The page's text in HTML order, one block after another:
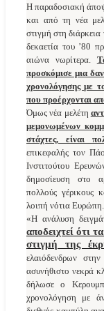
Η παραδοσιακή
και από τη νέα
στιγμή στη
δεκαετία του ’80
αιώνα νωρίτερα.
προσκόμισε μια
χρονολόγησης με
που προέρχονται
Όμως νέα μελέτη
μεμονωμένων
στάχτες, είναι
επικεφαλής τον
Ινστιτούτου
δημοσίευση στο
πολλούς γέρικους
λοιπή νότια Ευρώπη.
«Η ανάλυση
αποδειχτεί ότι
στιγμή της
ελαιόδενδρων
ασυνήθιστο νεκρά
δήλωσε ο
χρονολόγηση με